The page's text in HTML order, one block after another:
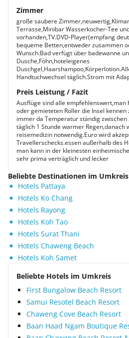
Zimmer
große saubere
Terrasse,Minibar Wasserkocher-Tee
vorhanden,TV.DVD-Player(empfang
bequeme Betten,entweder zusammen
Wunsch.Bad verfügt über badewanne
Dusche,Föhn,hoteleigenes
Handtuchwechsel täglich.Strom mit
Preis Leistung / Fazit
Ausflüge sind alle empfehlenswert,man
oder gemieteten Roller die Insel kennen
immer da Temperatur ständig
täglich 1 Stunde warmer Regen,danach
reisemedizin notwendig.Euro wird
Travellerschecks.essen außerhalb des
man kann in der kleinesten
sehr prima verträglich und lecker
Beliebte Destinationen im Umkreis
Hotels Pattaya
Hotels Ko Chang
Hotels Rayong
Hotels Koh Tao
Hotels Surat Thani
Hotels Chaweng Beach
Hotels Koh Samet
Beliebte Hotels im Umkreis
First Bungalow Beach Resort
Samui Resotel Beach Resort
Chaweng Cove Beach Resort
Baan Haad Ngam Boutique